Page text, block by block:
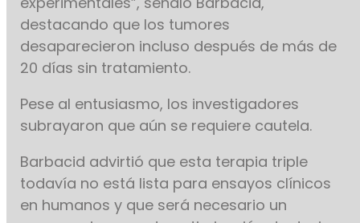
destacando que los tumores
desaparecieron incluso después de más de
20 días sin tratamiento.
Pese al entusiasmo, los investigadores
subrayaron que aún se requiere cautela.
Barbacid advirtió que esta terapia triple
todavía no está lista para ensayos clínicos
en humanos y que será necesario un